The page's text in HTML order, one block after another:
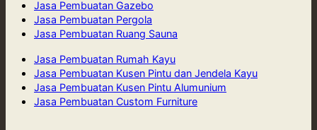
Jasa Pembuatan Gazebo
Jasa Pembuatan Pergola
Jasa Pembuatan Ruang Sauna
Jasa Pembuatan Rumah Kayu
Jasa Pembuatan Kusen Pintu dan Jendela Kayu
Jasa Pembuatan Kusen Pintu Alumunium
Jasa Pembuatan Custom Furniture